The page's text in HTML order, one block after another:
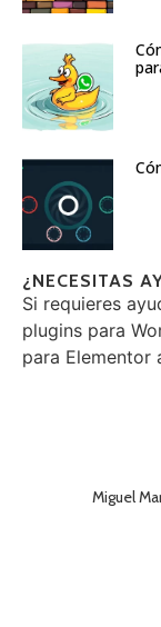
¿NECESITAS
Si requieres
plugins para
para Elementor
Miguel